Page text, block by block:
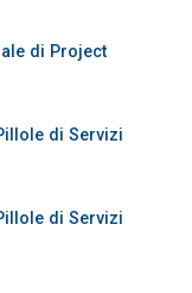
di Project
di Servizi
di Servizi